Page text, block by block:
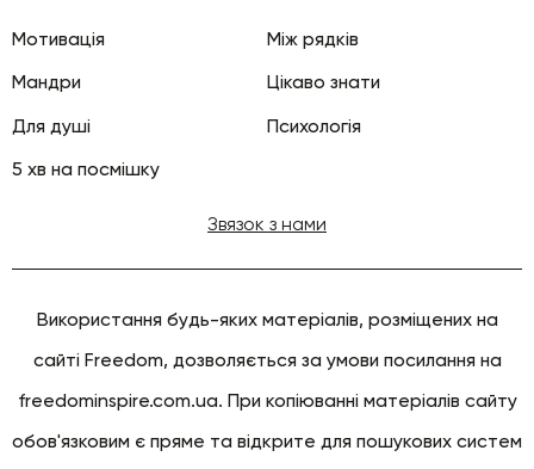
Мотивація
Між рядків
Мандри
Цікаво знати
Для душі
Психологія
5 хв на посмішку
Звязок з нами
Використання будь-яких матеріалів, розміщених на
сайті Freedom, дозволяється за умови посилання на
freedominspire.com.ua. При копіюванні матеріалів сайту
обов'язковим є пряме та відкрите для пошукових систем